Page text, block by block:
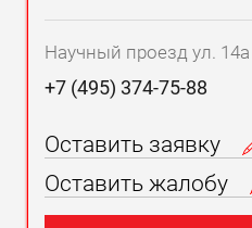
Научный проезд ул. 14а
+7 (495) 374-75-88
Оставить заявку
Оставить жалобу